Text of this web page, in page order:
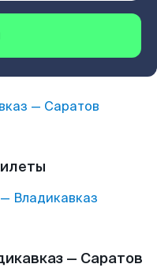
— Саратов
— Владикавказ
— Саратов